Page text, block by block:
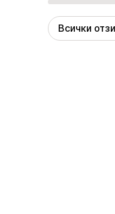
Отрицателни
Всички